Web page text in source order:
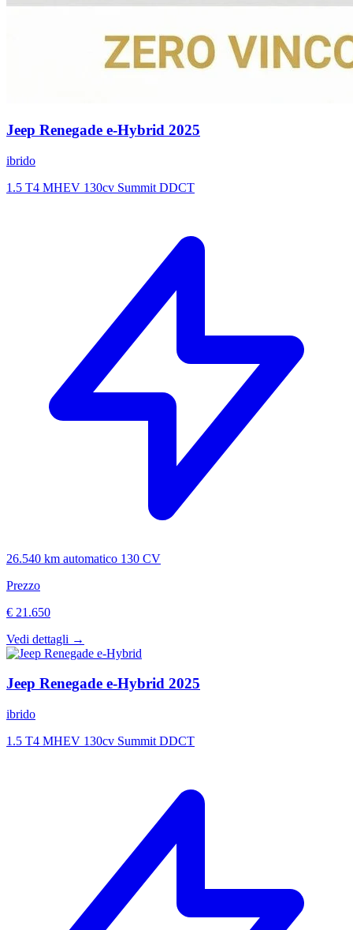
Jeep Renegade e-Hybrid 2025
ibrido
1.5 T4 MHEV 130cv Summit DDCT
26.540 km automatico 130 CV
Prezzo
€ 21.650
Vedi dettagli →
Jeep Renegade e-Hybrid 2025
ibrido
1.5 T4 MHEV 130cv Summit DDCT